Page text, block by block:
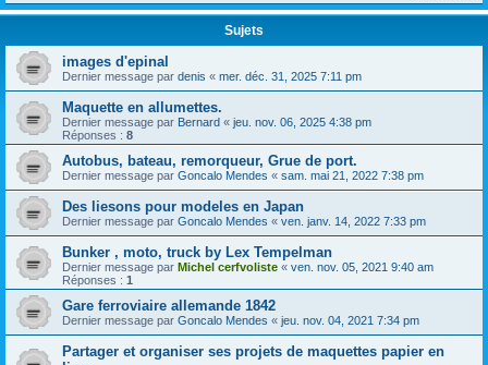
Sujets
images d'epinal
Dernier message par denis « mer. déc. 31, 2025 7:11 pm
Maquette en allumettes.
Dernier message par Bernard « jeu. nov. 06, 2025 4:38 pm
Réponses : 8
Autobus, bateau, remorqueur, Grue de port.
Dernier message par Goncalo Mendes « sam. mai 21, 2022 7:38 pm
Des liesons pour modeles en Japan
Dernier message par Goncalo Mendes « ven. janv. 14, 2022 7:33 pm
Bunker , moto, truck by Lex Tempelman
Dernier message par Michel cerfvoliste « ven. nov. 05, 2021 9:40 am
Réponses : 1
Gare ferroviaire allemande 1842
Dernier message par Goncalo Mendes « jeu. nov. 04, 2021 7:34 pm
Partager et organiser ses projets de maquettes papier en